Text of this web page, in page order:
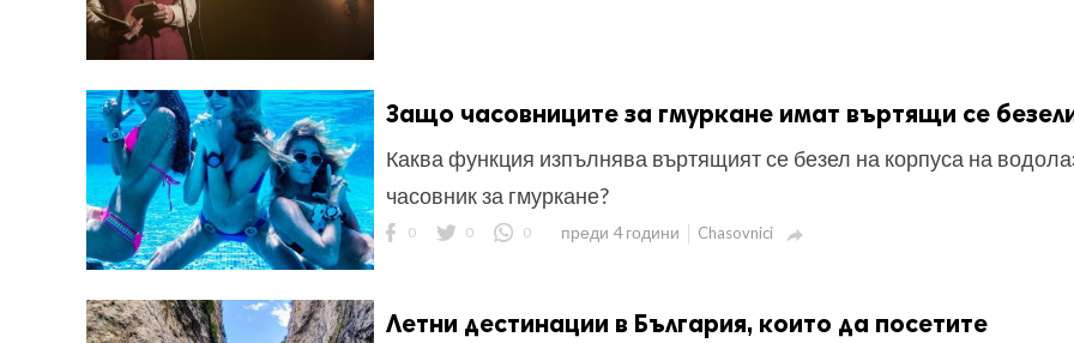
Защо часовниците за гмуркане имат въртящи се
Каква функция изпълнява въртящият се безел на корпуса на
часовник за гмуркане?
0 0 0 преди 4 години Chasovnici 
Летни дестинации в България, които да посетите